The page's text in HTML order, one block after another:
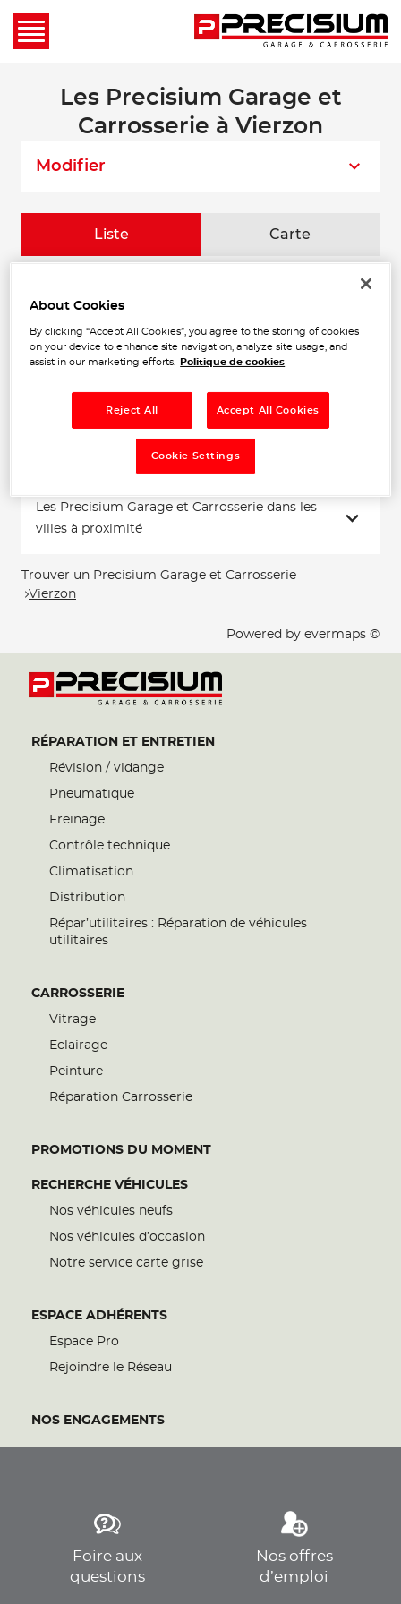
Les Precisium Garage et
Carrosserie à Vierzon
Modifier
Liste Carte
1
24.01
km
CARROSSERIE
86 Avenue d'Orleans
41300 SALBRIS
Fermé actuellement
Téléphone
Voir plus
Les Precisium Garage et Carrosserie dans les
villes à proximité
Trouver un Precisium Garage et Carrosserie
Vierzon
Powered by evermaps ©
RÉPARATION ET ENTRETIEN
Révision / vidange
Pneumatique
Freinage
Contrôle technique
Climatisation
Distribution
Répar’utilitaires : Réparation de véhicules
utilitaires
CARROSSERIE
Vitrage
Eclairage
Peinture
Réparation Carrosserie
PROMOTIONS DU MOMENT
RECHERCHE VÉHICULES
Nos véhicules neufs
Nos véhicules d’occasion
Notre service carte grise
ESPACE ADHÉRENTS
Espace Pro
Rejoindre le Réseau
NOS ENGAGEMENTS
Foire aux
questions
Nos offres
d’emploi
About Cookies
By clicking “Accept All Cookies”, you agree to the storing of cookies
on your device to enhance site navigation, analyze site usage, and
assist in our marketing efforts.
Politique de cookies
Reject All Accept All Cookies
Cookie Settings